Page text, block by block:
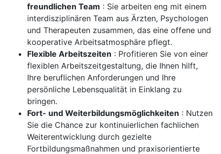
freundlichen Team : Sie arbeiten eng mit einem
interdisziplinären Team aus Ärzten, Psychologen
und Therapeuten zusammen, das eine offene und
kooperative Arbeitsatmosphäre pflegt.
Flexible Arbeitszeiten : Profitieren Sie von einer
flexiblen Arbeitszeitgestaltung, die Ihnen hilft,
Ihre beruflichen Anforderungen und Ihre
persönliche Lebensqualität in Einklang zu
bringen.
Fort- und Weiterbildungsmöglichkeiten : Nutzen
Sie die Chance zur kontinuierlichen fachlichen
Weiterentwicklung durch gezielte
Fortbildungsmaßnahmen und praxisorientierte